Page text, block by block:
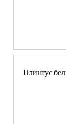
Плинтус